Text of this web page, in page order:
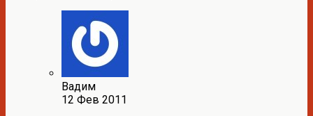
Вадим
12 Фев 2011